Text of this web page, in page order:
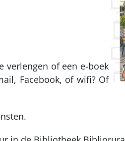
verlengen of een e-boek
Facebook, of wifi? Of